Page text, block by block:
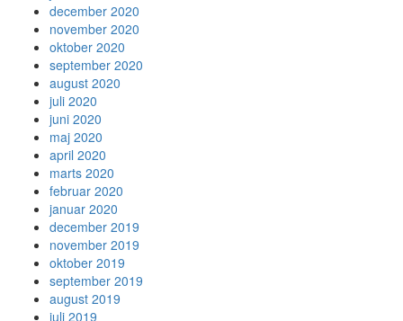
december 2020
november 2020
oktober 2020
september 2020
august 2020
juli 2020
juni 2020
maj 2020
april 2020
marts 2020
februar 2020
januar 2020
december 2019
november 2019
oktober 2019
september 2019
august 2019
juli 2019